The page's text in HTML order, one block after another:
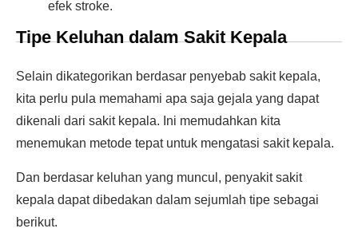
efek stroke.
Tipe Keluhan dalam Sakit Kepala
Selain dikategorikan berdasar penyebab sakit kepala,
kita perlu pula memahami apa saja gejala yang dapat
dikenali dari sakit kepala. Ini memudahkan kita
menemukan metode tepat untuk mengatasi sakit kepala.
Dan berdasar keluhan yang muncul, penyakit sakit
kepala dapat dibedakan dalam sejumlah tipe sebagai
berikut.